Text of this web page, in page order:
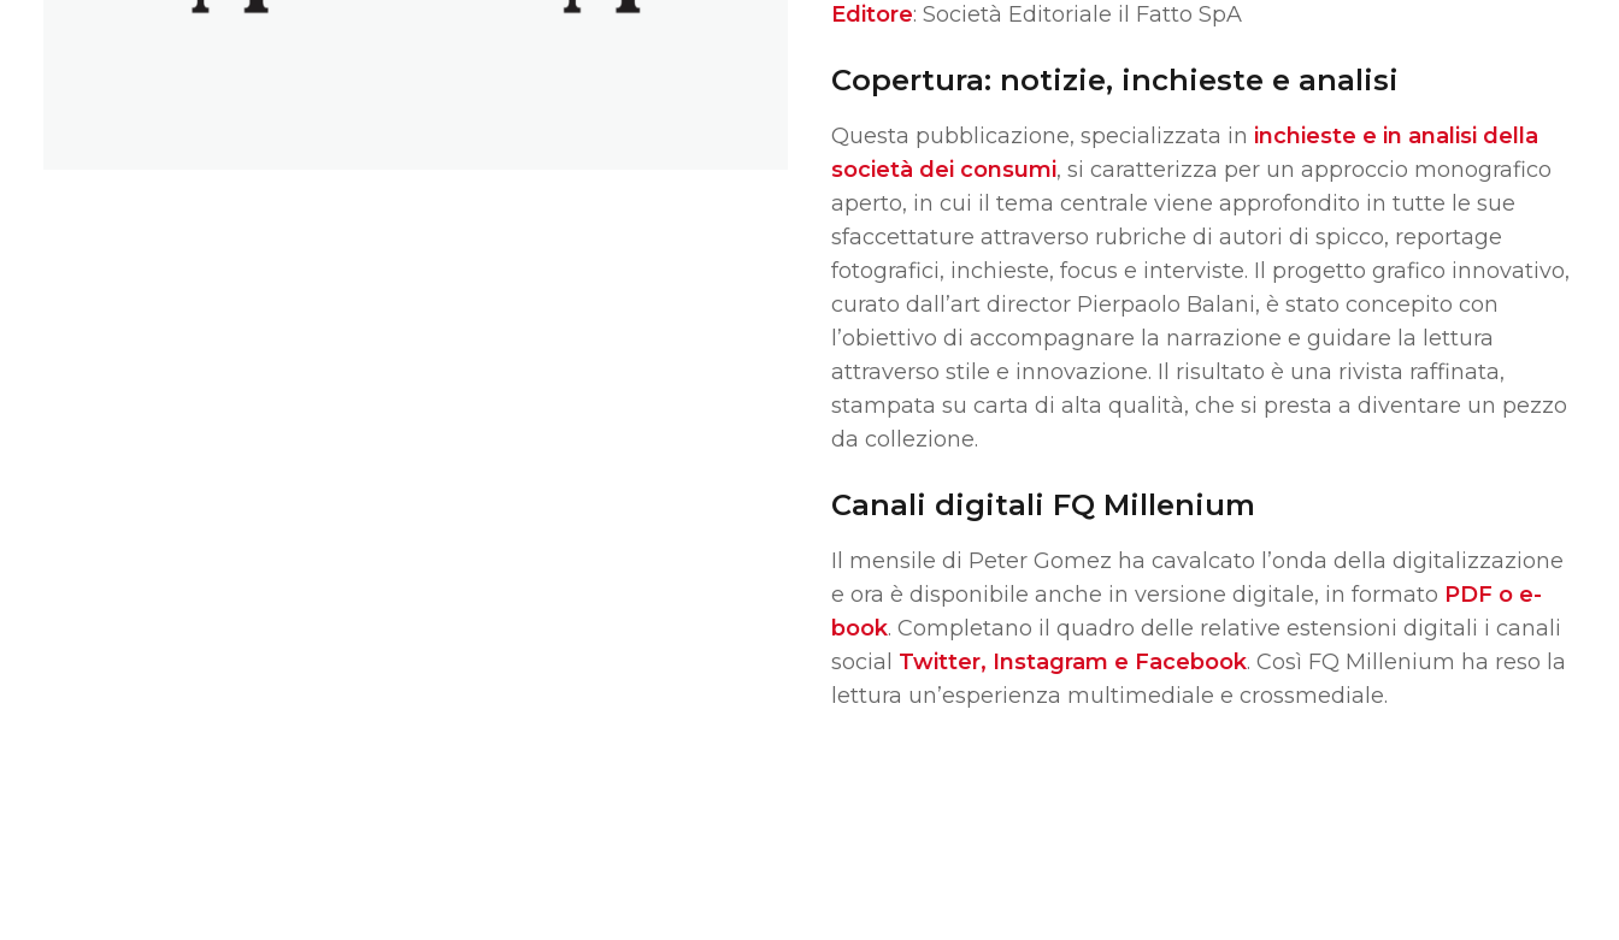
Editore: Società Editoriale il Fatto SpA
Copertura: notizie, inchieste e analisi
Questa pubblicazione, specializzata in inchieste e in analisi della
società dei consumi, si caratterizza per un approccio monografico
aperto, in cui il tema centrale viene approfondito in tutte le sue
sfaccettature attraverso rubriche di autori di spicco, reportage
fotografici, inchieste, focus e interviste. Il progetto grafico innovativo,
curato dall’art director Pierpaolo Balani, è stato concepito con
l’obiettivo di accompagnare la narrazione e guidare la lettura
attraverso stile e innovazione. Il risultato è una rivista raffinata,
stampata su carta di alta qualità, che si presta a diventare un pezzo
da collezione.
Canali digitali FQ Millenium
Il mensile di Peter Gomez ha cavalcato l’onda della digitalizzazione
e ora è disponibile anche in versione digitale, in formato PDF o e-
book. Completano il quadro delle relative estensioni digitali i canali
social Twitter, Instagram e Facebook. Così FQ Millenium ha reso la
lettura un’esperienza multimediale e crossmediale.